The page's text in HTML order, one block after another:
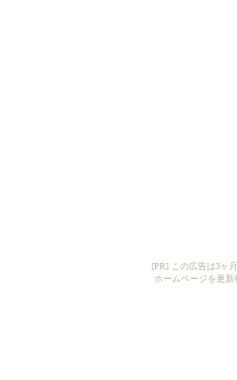
[PR] この広告は3ヶ
ホームページを更